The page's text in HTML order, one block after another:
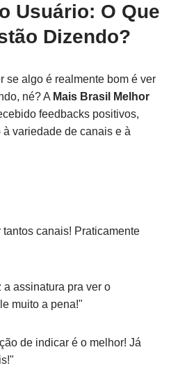
Usuário: O Que
Dizendo?
se algo é realmente bom é ver
né? A Mais Brasil Melhor
feedbacks positivos,
variedade de canais e à
tantos canais! Praticamente
a assinatura pra ver o
muito a pena!"
de indicar é o melhor! Já